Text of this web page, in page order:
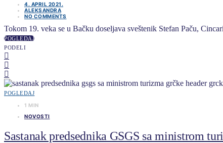
4. APRIL 2021.
ALEKSANDRA
NO COMMENTS
Tokom 19. veka se u Bačku doseljava sveštenik Stefan Paču,
POGLEDAJ
PODELI
POGLEDAJ
1 MIN
NOVOSTI
Sastanak predsednika GSGS sa ministrom